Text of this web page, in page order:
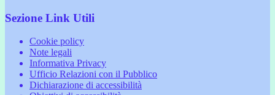
Sezione Link Utili
Cookie policy
Note legali
Informativa Privacy
Ufficio Relazioni con il Pubblico
Dichiarazione di accessibilità